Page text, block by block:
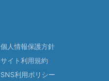
個人情報保護方針
サイト利用規約
SNS利用ポリシー